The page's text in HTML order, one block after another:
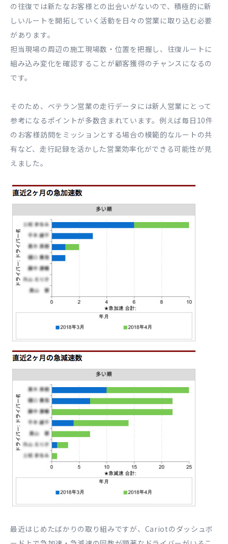
の往復では新たなお客様との出会いがないので、積極的に新
しいルートを開拓していく活動を日々の営業に取り込む必要
があります。
担当現場の周辺の施工現場数・位置を把握し、往復ルートに
組み込み変化を確認することが顧客獲得のチャンスになるの
です。
そのため、ベテラン営業の走行データには新人営業にとって
参考になるポイントが多数含まれています。例えば毎日10件
のお客様訪問をミッションとする場合の模範的なルートの共
有など、走行記録を活かした営業効率化ができる可能性が見
えました。
最近はじめたばかりの取り組みですが、Cariotのダッシュボ